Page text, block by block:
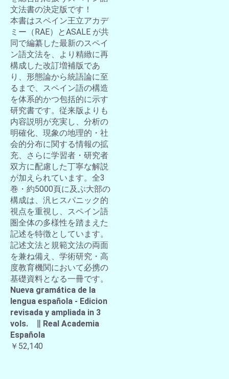
文法書の決定版です！
本書はスペイン王立アカデ
ミー（RAE）とASALE が共
同で編纂した最新のスペイ
ン語文法を、より精緻に再
構成した改訂増補版であ
り、形態論から統語論に至
るまで、スペイン語の構造
を体系的かつ包括的に示す
研究書です。従来版よりも
内容説明が充実し、分析の
明確化、現象の地理的・社
会的分布に関する情報の拡
充、さらに学習者・研究者
双方に配慮した丁寧な解説
が加えられています。全3
巻・約5000頁に及ぶ大部の
構成は、汎ヒスパニック的
視点を重視し、スペイン語
圏全体の多様性を踏まえた
記述を特徴としています。
記述文法と規範文法の両面
を兼ね備え、学術研究・高
度教育機関において必携の
基礎資料となる一冊です。
Nueva gramática de la
lengua española - Edicion
revisada y ampliada in 3
vols. ∥ Real Academia
Española
￥52,140